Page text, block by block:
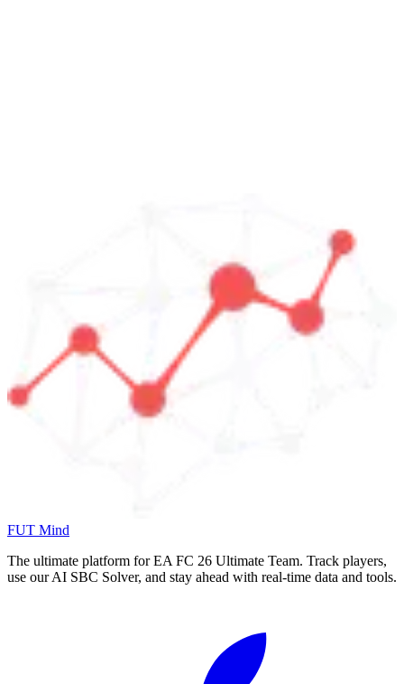
FUT Mind
The ultimate platform for EA FC 26 Ultimate Team. Track players,
use our AI SBC Solver, and stay ahead with real-time data and tools.